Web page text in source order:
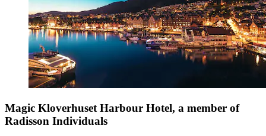
Magic Kloverhuset Harbour Hotel, a member of
Radisson Individuals